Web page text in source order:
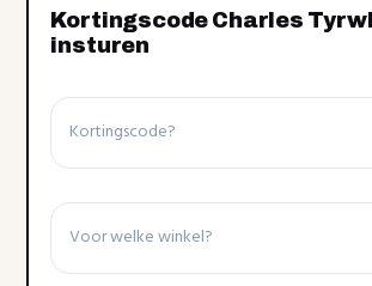
Kortingscode Charles
insturen
Kortingscode
Winkel